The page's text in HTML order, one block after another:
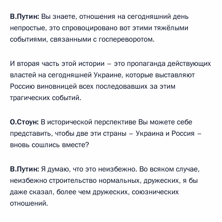
В.Путин: Вы знаете, отношения на сегодняшний день
непростые, это спровоцировано вот этими тяжёлыми
событиями, связанными с госпереворотом.
И вторая часть этой истории – это пропаганда действующих
властей на сегодняшней Украине, которые выставляют
Россию виновницей всех последовавших за этим
трагических событий.
О.Стоун: В исторической перспективе Вы можете себе
представить, чтобы две эти страны – Украина и Россия –
вновь сошлись вместе?
В.Путин: Я думаю, что это неизбежно. Во всяком случае,
неизбежно строительство нормальных, дружеских, я бы
даже сказал, более чем дружеских, союзнических
отношений.